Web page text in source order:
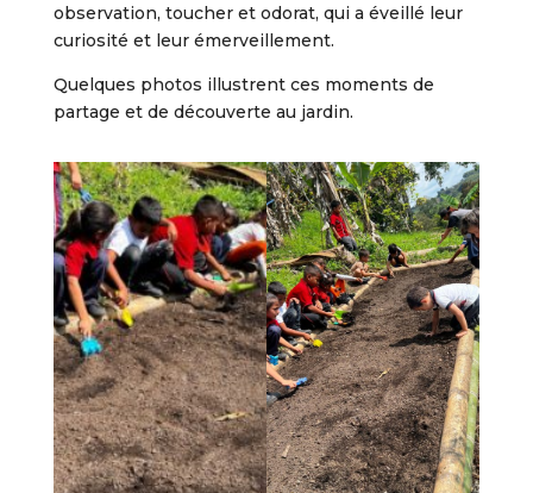
observation, toucher et odorat, qui a éveillé leur
curiosité et leur émerveillement.
Quelques photos illustrent ces moments de
partage et de découverte au jardin.